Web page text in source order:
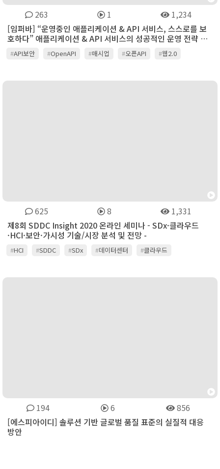
263 1
1,234
[임퍼바] “운영중인 애플리케이션 & API 서비스, 스스로를 보
호하다” 애플리케이션 & API 서비스의 성공적인 운영 전략 방
#API보안 #OpenAPI #매시업 #오픈API #웹2.0
625 8
1,331
제8회 SDDC Insight 2020 온라인 세미나 - SDx·클라우드
·HCI·보안·가시성 기술/시장 분석 및 전망 -
#HCI #SDDC #SDx #데이터센터 #클라우드
194 6
856
[에스피아이디] 솔루션 기반 글로벌 품질 표준의 실질적 대응
방안